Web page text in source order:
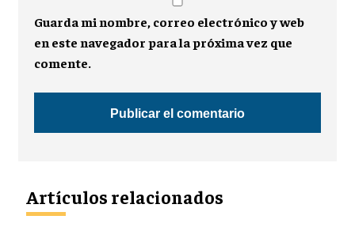
Guarda mi nombre, correo electrónico y web
en este navegador para la próxima vez que
comente.
Artículos relacionados